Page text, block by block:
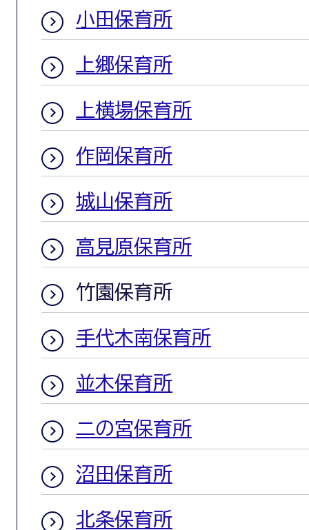
小田保育所
上郷保育所
上横場保育所
作岡保育所
城山保育所
高見原保育所
竹園保育所
手代木南保育所
並木保育所
二の宮保育所
沼田保育所
北条保育所